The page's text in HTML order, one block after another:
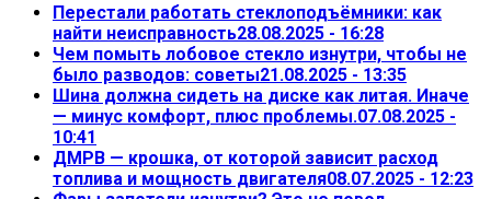
Перестали работать стеклоподъёмники: как
найти неисправность28.08.2025 - 16:28
Чем помыть лобовое стекло изнутри, чтобы не
было разводов: советы21.08.2025 - 13:35
Шина должна сидеть на диске как литая. Иначе
— минус комфорт, плюс проблемы.07.08.2025 -
10:41
ДМРВ — крошка, от которой зависит расход
топлива и мощность двигателя08.07.2025 - 12:23